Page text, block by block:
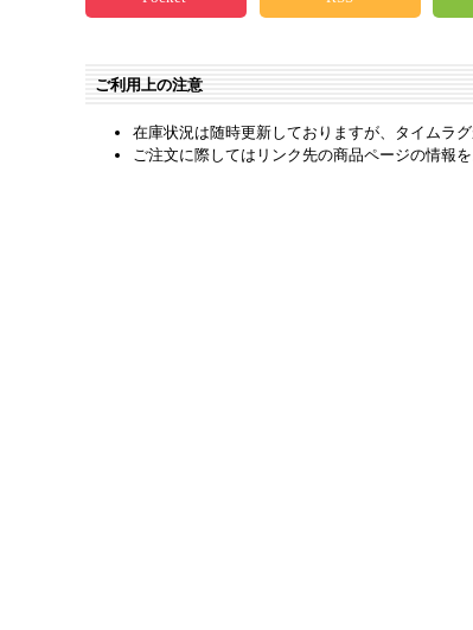
ご利用上の注意
在庫状況は随時更新しておりますが、タイムラ
ご注文に際してはリンク先の商品ページの情報